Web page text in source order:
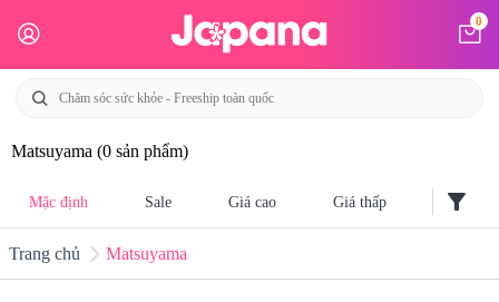
0
Matsuyama (0 sản phẩm)
Mặc định Sale Giá cao Giá thấp filter_alt
Trang chủ Matsuyama